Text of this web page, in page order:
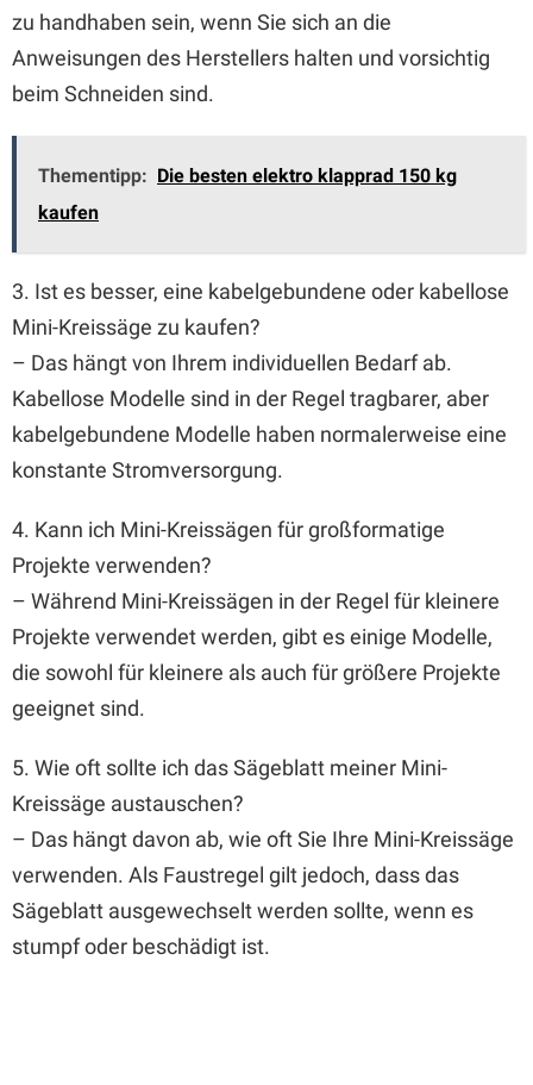
zu handhaben sein, wenn Sie sich an die
Anweisungen des Herstellers halten und vorsichtig
beim Schneiden sind.
Thementipp: Die besten elektro klapprad 150 kg
kaufen
3. Ist es besser, eine kabelgebundene oder kabellose
Mini-Kreissäge zu kaufen?
– Das hängt von Ihrem individuellen Bedarf ab.
Kabellose Modelle sind in der Regel tragbarer, aber
kabelgebundene Modelle haben normalerweise eine
konstante Stromversorgung.
4. Kann ich Mini-Kreissägen für großformatige
Projekte verwenden?
– Während Mini-Kreissägen in der Regel für kleinere
Projekte verwendet werden, gibt es einige Modelle,
die sowohl für kleinere als auch für größere Projekte
geeignet sind.
5. Wie oft sollte ich das Sägeblatt meiner Mini-
Kreissäge austauschen?
– Das hängt davon ab, wie oft Sie Ihre Mini-Kreissäge
verwenden. Als Faustregel gilt jedoch, dass das
Sägeblatt ausgewechselt werden sollte, wenn es
stumpf oder beschädigt ist.